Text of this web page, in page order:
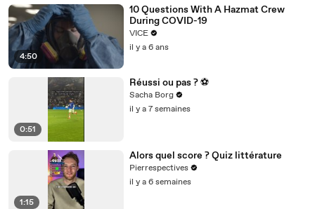
4:50
10 Questions With A Hazmat Crew
During COVID-19
VICE
il y a 6 ans
0:51
Réussi ou pas ? ⚽️
Sacha Borg
il y a 7 semaines
1:15
Alors quel score ? Quiz littérature
Pierrespectives
il y a 6 semaines